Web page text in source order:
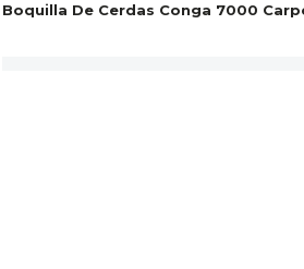
Boquilla De Cerdas Conga 7000